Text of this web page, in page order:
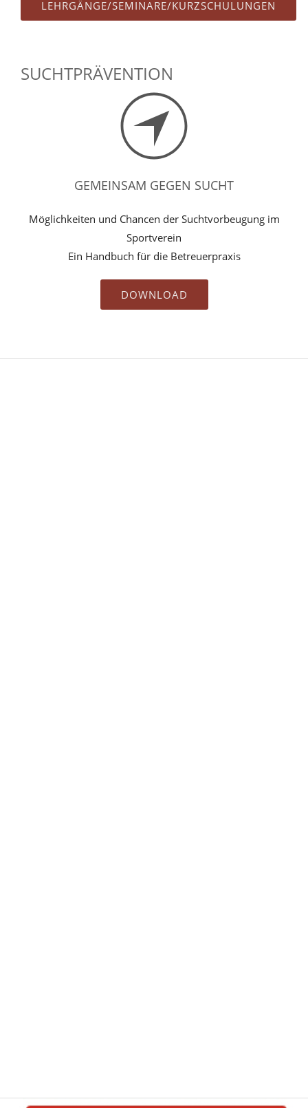
LEHRGÄNGE/SEMINARE/KURZSCHULUNGEN
SUCHTPRÄVENTION
GEMEINSAM GEGEN SUCHT
Möglichkeiten und Chancen der Suchtvorbeugung im
Sportverein
Ein Handbuch für die Betreuerpraxis
DOWNLOAD